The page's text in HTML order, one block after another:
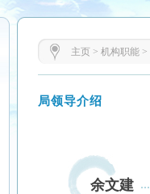
主页 >机构职能 >
局领导介绍
余文建